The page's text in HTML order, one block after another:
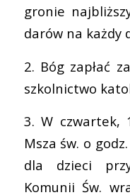
gronie
darów na każdy
2. Bóg zapłać
szkolnictwo
3. W czwartek,
Msza św. o
dla dzieci
Komunii Św.